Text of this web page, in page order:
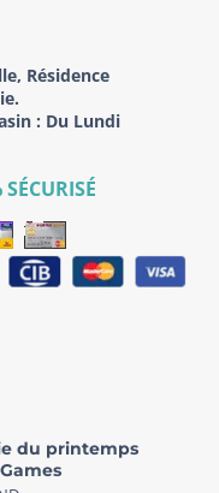
Résidence
: Du Lundi
du printemps